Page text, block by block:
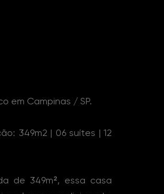
em Campinas / SP.
349m2 | 06 suítes | 12
de 349m², essa casa